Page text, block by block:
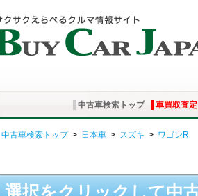
中古車検索トップ 車買取査定
中古車検索トップ> 日本車 > スズキ > ワゴンR
選択をクリックして中